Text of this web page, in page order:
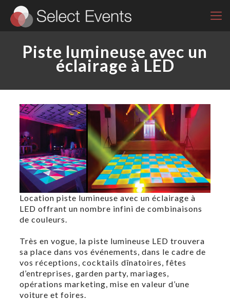
Piste lumineuse avec un
éclairage à LED
Location piste lumineuse avec un éclairage à
LED offrant un nombre infini de combinaisons
de couleurs.
Très en vogue, la piste lumineuse LED trouvera
sa place dans vos événements, dans le cadre de
vos réceptions, cocktails dînatoires, fêtes
d’entreprises, garden party, mariages,
opérations marketing, mise en valeur d’une
voiture et foires.